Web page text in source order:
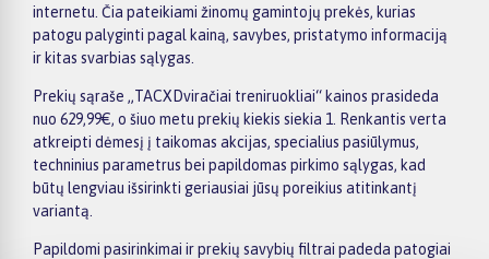
internetu. Čia pateikiami žinomų gamintojų prekės, kurias
patogu palyginti pagal kainą, savybes, pristatymo informaciją
ir kitas svarbias sąlygas.
Prekių sąraše „TACXDviračiai treniruokliai“ kainos prasideda
nuo 629,99€, o šiuo metu prekių kiekis siekia 1. Renkantis verta
atkreipti dėmesį į taikomas akcijas, specialius pasiūlymus,
techninius parametrus bei papildomas pirkimo sąlygas, kad
būtų lengviau išsirinkti geriausiai jūsų poreikius atitinkantį
variantą.
Papildomi pasirinkimai ir prekių savybių filtrai padeda patogiai